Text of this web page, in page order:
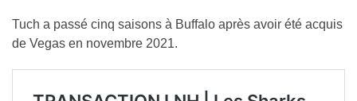
Tuch a passé cinq saisons à Buffalo après avoir été acquis
de Vegas en novembre 2021.